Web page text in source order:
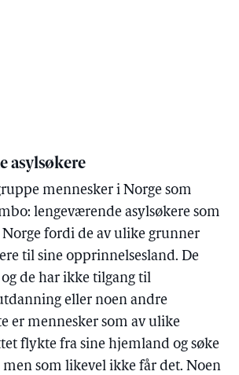
asylsøkere
mennesker i Norge som
lengeværende asylsøkere som
fordi de av ulike grunner
til sine opprinnelsesland. De
de har ikke tilgang til
eller noen andre
er mennesker som av ulike
flykte fra sine hjemland og søke
men som likevel ikke får det. Noen